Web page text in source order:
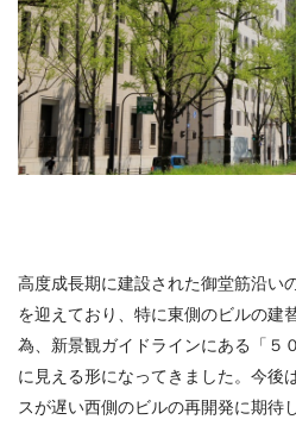
高度成長期に建設された御堂筋沿い
を迎えており、特に東側のビルの建
為、新景観ガイドラインにある「５
に見える形になってきました。今後
スが遅い西側のビルの再開発に期待